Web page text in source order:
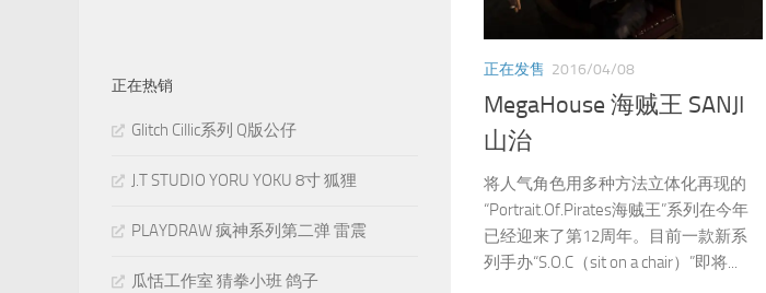
正在发售 2016/04/08
MegaHouse 海贼王 SANJI
山治
将人气角色用多种方法立体化再现的
“Portrait.Of.Pirates海贼王”系列在今年
已经迎来了第12周年。目前一款新系
列手办“S.O.C（sit on a chair）”即将...
正在热销
Glitch Cillic系列 Q版公仔
J.T STUDIO YORU YOKU 8寸 狐狸
PLAYDRAW 疯神系列第二弹 雷震
瓜恬工作室 猜拳小班 鸽子